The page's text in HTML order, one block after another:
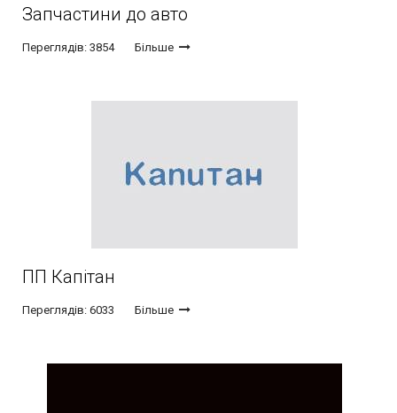
Запчастини до авто
Переглядів: 3854 Більше
ПП Капітан
Переглядів: 6033 Більше